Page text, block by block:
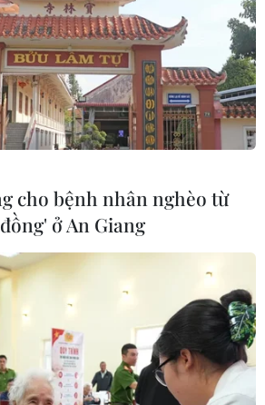
Nhật Bản bảo vệ
định kinh tế châu
trấn áp tội
yen sau cái bắt
cho bệnh nhân nghèo từ
ở An Giang